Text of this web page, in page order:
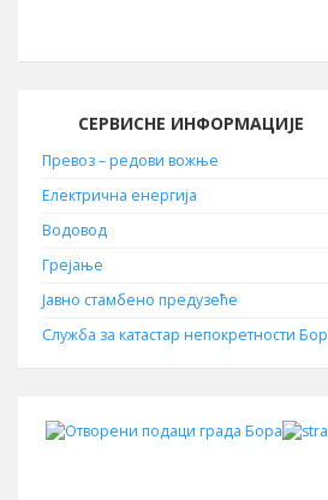
СЕРВИСНЕ ИНФОРМАЦИЈЕ
Превоз – редови вожње
Електрична енергија
Водовод
Грејање
Јавно стамбено предузеће
Служба за катастар непокретности Бор